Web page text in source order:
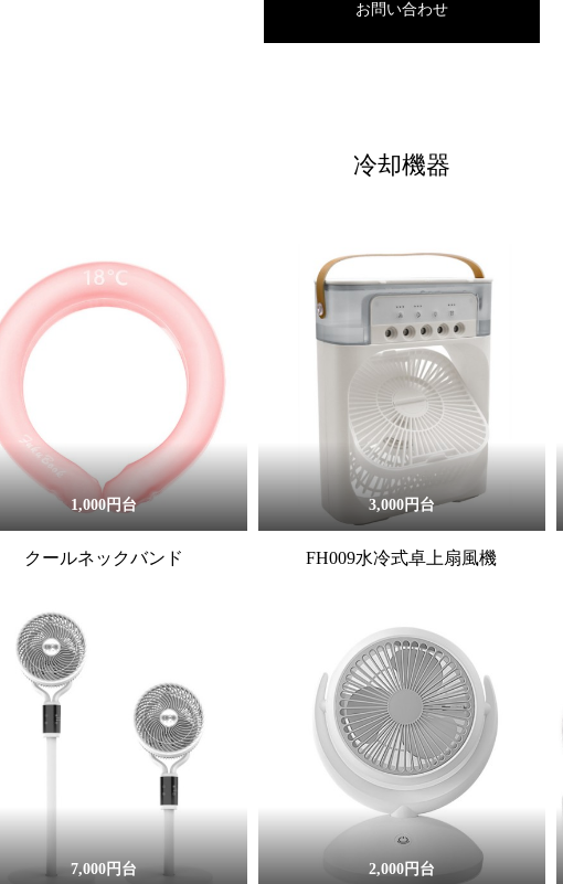
お問い合わせ
冷却機器
1,000円台
クールネックバンド
3,000円台
FH009水冷式卓上扇風機
7,000円台 2,000円台